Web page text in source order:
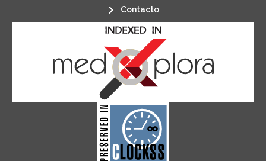
Contacto
CLOCKSS is a dak archive that
ensures the long-term survival
of web-based scholary
publications, governed by and for
its stakeholders.